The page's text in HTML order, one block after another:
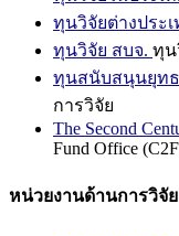
ทุนวิจัยต่างประ
ทุนวิจัย สบจ. ทุน
ทุนสนับสนุนยุทธ
การวิจัย
The Second
Fund Office
หน่วยงานด้านการวิจัย